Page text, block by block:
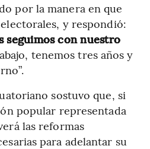
por la manera en que
y respondió:
seguimos con nuestro
tenemos tres años y
sostuvo que, si
popular representada
las reformas
para adelantar su